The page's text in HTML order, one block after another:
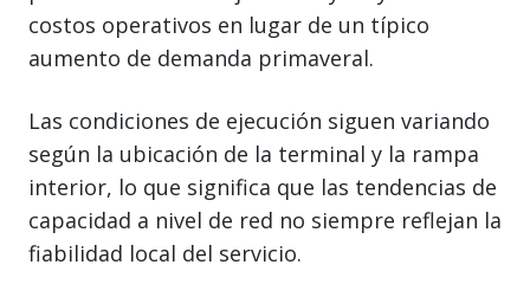
costos operativos en lugar de un típico
aumento de demanda primaveral.
Las condiciones de ejecución siguen variando
según la ubicación de la terminal y la rampa
interior, lo que significa que las tendencias de
capacidad a nivel de red no siempre reflejan la
fiabilidad local del servicio.